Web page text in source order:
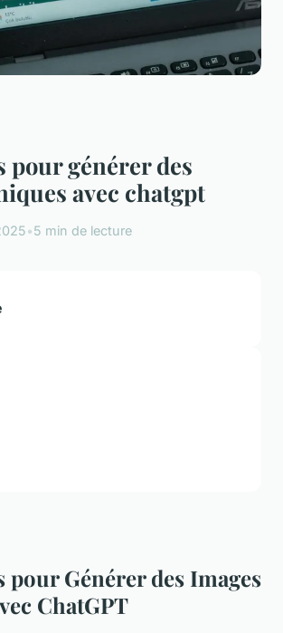
pour générer des
avec chatgpt
•5 min de lecture
Générer des Images
ChatGPT